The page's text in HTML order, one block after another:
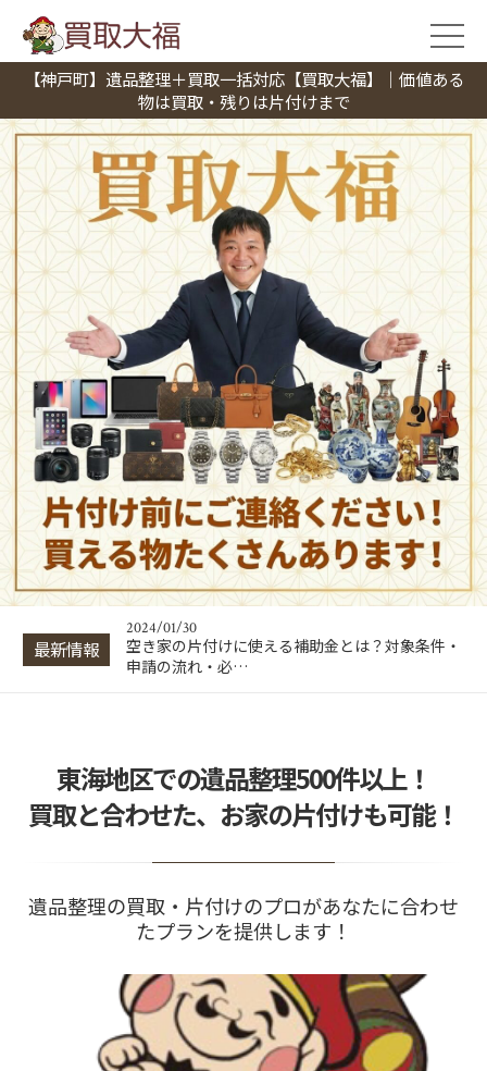
【神戸町】遺品整理＋買取一括対応【買取大福】｜価値ある
物は買取・残りは片付けまで
最新情報
2024/01/30
出張買取はトラブルが多い？悪徳業者の見分け方
と回避・対処法…
2024/01/30
片付け業者の費用相場は？間取り別の料金目安と
業者選びのポイ…
2024/01/30
空き家の片付けに使える補助金とは？対象条件・
申請の流れ・必…
片付け業者の費用相場は？間取り別の料金目安と
業者選びのポイ…
東海地区での遺品整理500件以上！
買取と合わせた、お家の片付けも可能！
遺品整理の買取・片付けのプロがあなたに合わせ
たプランを提供します！